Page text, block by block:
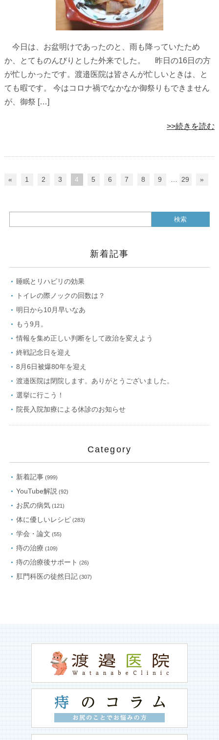
今日は、お盆明けであったのと、雨も降っていたため
か、とてものんびりとした外来でした。 昨日の16日の方
が忙しかったです。渡邉医院は皆さんが忙しいときは、と
ても暇です。 今はコロナ禍でなかなか御祭りもできません
が、御祭 […]
>>続きを読む
« 1 2 3 4 5 6 7 8 9 29 »
新着記事
睡眠とリハビリの効果
トイレの際ノックの回数は？
明日から10月早いなあ
もう9月。
情報を集め正しい判断をして政治を変えよう
終戦記念日を迎え
8月6日被爆80年を迎え
渡邉医院は閉院します。ありがとうございました。
選挙に行こう！
院長入院加療による休診のお知らせ
Category
新着記事(999)
YouTube解説 (92)
お尻の病気(121)
体に優しいレシピ(283)
学会・論文 (55)
痔の治療 (109)
痔の治療後サポート (26)
肛門科医の徒然日記(307)